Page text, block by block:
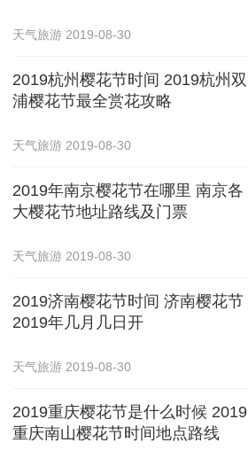
天气旅游 2019-08-30
2019杭州樱花节时间 2019杭州双
浦樱花节最全赏花攻略
天气旅游 2019-08-30
2019年南京樱花节在哪里 南京各
大樱花节地址路线及门票
天气旅游 2019-08-30
2019济南樱花节时间 济南樱花节
2019年几月几日开
天气旅游 2019-08-30
2019重庆樱花节是什么时候 2019
重庆南山樱花节时间地点路线